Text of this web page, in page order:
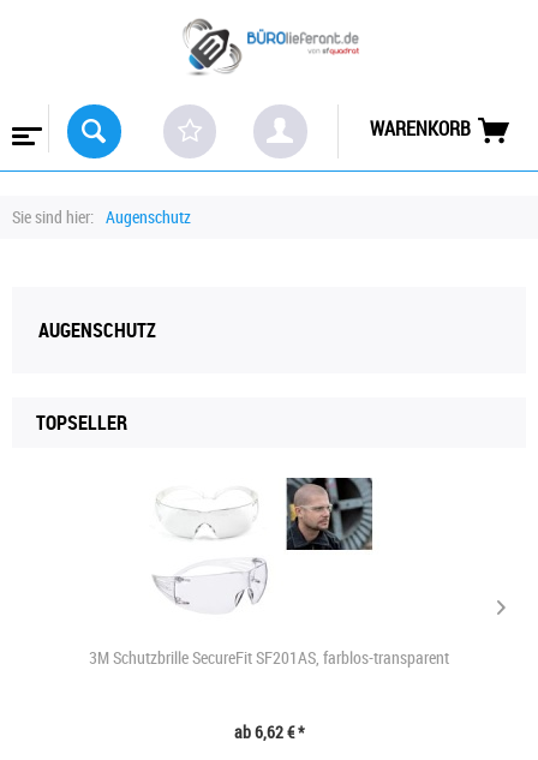
WARENKORB
Sie sind hier: Augenschutz
AUGENSCHUTZ
TOPSELLER
3M Schutzbrille SecureFit SF201AS, farblos-transparent
ab 6,62 € *